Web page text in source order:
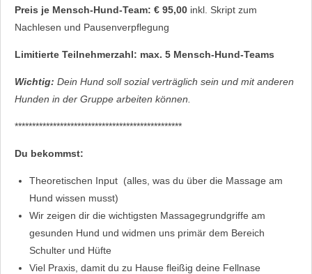
Preis je Mensch-Hund-Team: € 95,00 inkl. Skript zum
Nachlesen und Pausenverpflegung
Limitierte Teilnehmerzahl: max. 5 Mensch-Hund-Teams
Wichtig: Dein Hund soll sozial verträglich sein und mit anderen
Hunden in der Gruppe arbeiten können.
************************************************
Du bekommst:
Theoretischen Input (alles, was du über die Massage am
Hund wissen musst)
Wir zeigen dir die wichtigsten Massagegrundgriffe am
gesunden Hund und widmen uns primär dem Bereich
Schulter und Hüfte
Viel Praxis, damit du zu Hause fleißig deine Fellnase